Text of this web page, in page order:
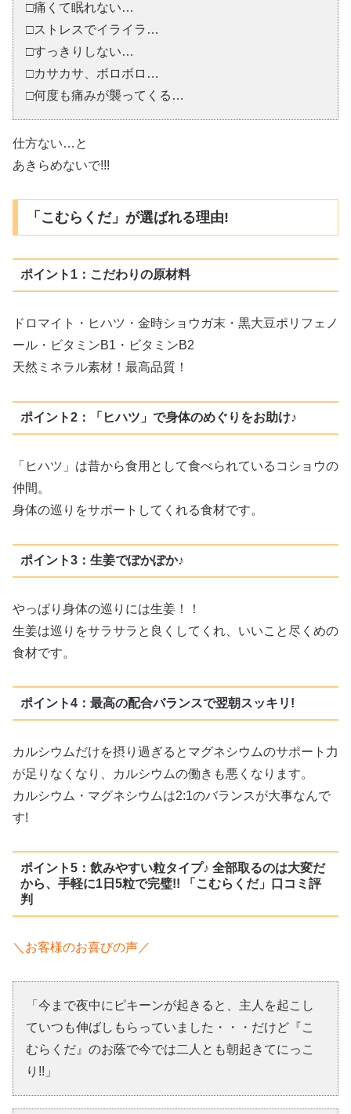
□痛くて眠れない…
□ストレスでイライラ…
□すっきりしない…
□カサカサ、ボロボロ…
□何度も痛みが襲ってくる…
仕方ない…と
あきらめないで!!!
「こむらくだ」が選ばれる理由!
ポイント1：こだわりの原材料
ドロマイト・ヒハツ・金時ショウガ末・黒大豆ポリフェノ
ール・ビタミンB1・ビタミンB2
天然ミネラル素材！最高品質！
ポイント2：「ヒハツ」で身体のめぐりをお助け♪
「ヒハツ」は昔から食用として食べられているコショウの
仲間。
身体の巡りをサポートしてくれる食材です。
ポイント3：生姜でぽかぽか♪
やっぱり身体の巡りには生姜！！
生姜は巡りをサラサラと良くしてくれ、いいこと尽くめの
食材です。
ポイント4：最高の配合バランスで翌朝スッキリ!
カルシウムだけを摂り過ぎるとマグネシウムのサポート力
が足りなくなり、カルシウムの働きも悪くなります。
カルシウム・マグネシウムは2:1のバランスが大事なんで
す!
ポイント5：飲みやすい粒タイプ♪ 全部取るのは大変だ
から、手軽に1日5粒で完璧!! 「こむらくだ」口コミ評
判
＼お客様のお喜びの声／
「今まで夜中にピキーンが起きると、主人を起こし
ていつも伸ばしもらっていました・・・だけど『こ
むらくだ』のお蔭で今では二人とも朝起きてにっこ
り!!」